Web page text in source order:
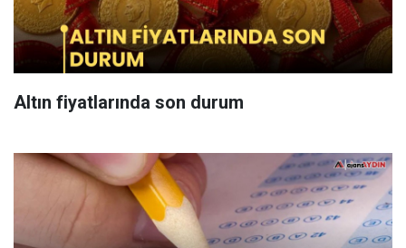
Altın fiyatlarında son durum